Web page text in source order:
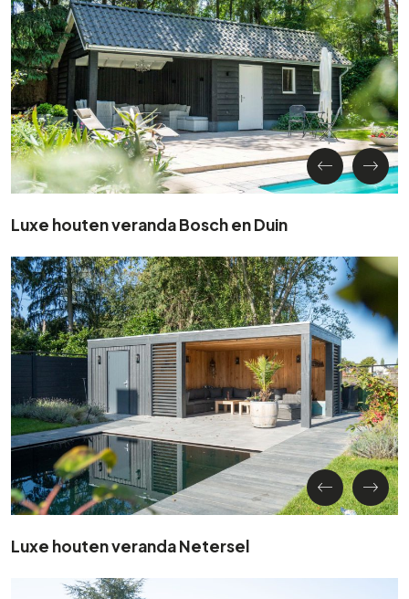
Luxe houten veranda Bosch en Duin
Luxe houten veranda Netersel